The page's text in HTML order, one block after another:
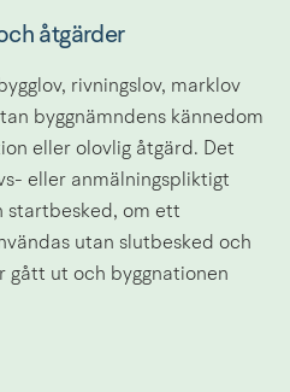
åtgärder
rivningslov, marklov
byggnämndens kännedom
eller olovlig åtgärd. Det
eller anmälningspliktigt
startbesked, om ett
utan slutbesked och
gått ut och byggnationen